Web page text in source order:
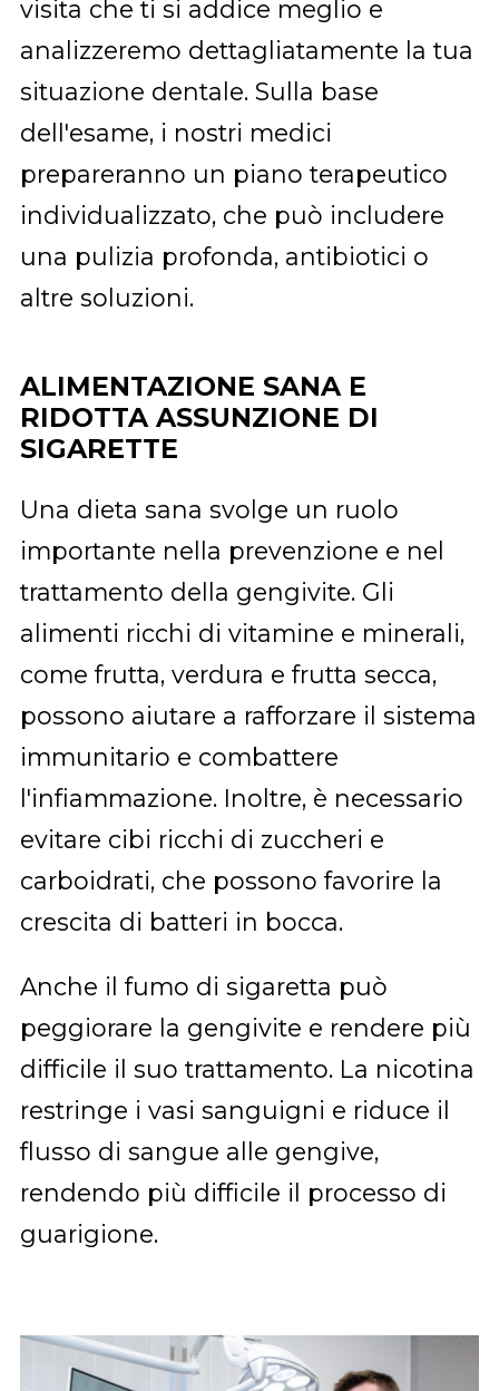
visita che ti si addice meglio e
analizzeremo dettagliatamente la tua
situazione dentale. Sulla base
dell'esame, i nostri medici
prepareranno un piano terapeutico
individualizzato, che può includere
una pulizia profonda, antibiotici o
altre soluzioni.
ALIMENTAZIONE SANA E
RIDOTTA ASSUNZIONE DI
SIGARETTE
Una dieta sana svolge un ruolo
importante nella prevenzione e nel
trattamento della gengivite. Gli
alimenti ricchi di vitamine e minerali,
come frutta, verdura e frutta secca,
possono aiutare a rafforzare il sistema
immunitario e combattere
l'infiammazione. Inoltre, è necessario
evitare cibi ricchi di zuccheri e
carboidrati, che possono favorire la
crescita di batteri in bocca.
Anche il fumo di sigaretta può
peggiorare la gengivite e rendere più
difficile il suo trattamento. La nicotina
restringe i vasi sanguigni e riduce il
flusso di sangue alle gengive,
rendendo più difficile il processo di
guarigione.